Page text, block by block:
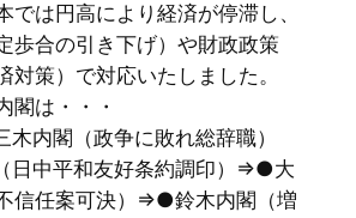
は円高により経済が停滞し、
歩合の引き下げ）や財政政策
対策）で対応いたしました。
閣は・・・
内閣（政争に敗れ総辞職）
日中平和友好条約調印）⇒●大
信任案可決）⇒●鈴木内閣（増